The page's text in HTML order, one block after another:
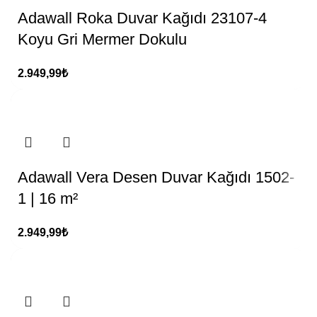
Adawall Roka Duvar Kağıdı 23107-4
Koyu Gri Mermer Dokulu
2.949,99₺
Adawall Vera Desen Duvar Kağıdı 1502-
1 | 16 m²
2.949,99₺